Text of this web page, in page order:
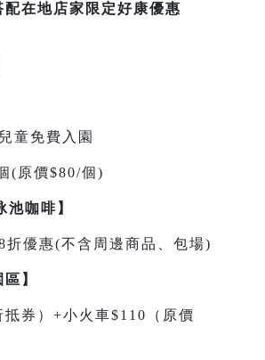
在地店家限定好康優惠
童免費入園
(原價$80/個)
池咖啡】
折優惠(不含周邊商品、包場)
】
抵券）+小火車$110（原價